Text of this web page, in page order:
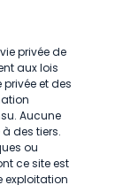
privée de
aux lois
et des
Aucune
des tiers.
ou
ce site est
exploitation